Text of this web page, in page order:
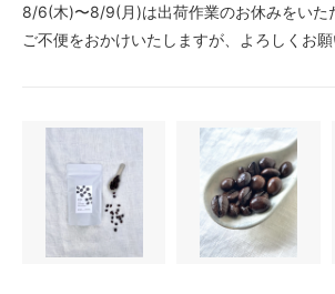
8/6(木)〜8/9(月)は出荷作業のお休みをいた
ご不便をおかけいたしますが、よろしくお願